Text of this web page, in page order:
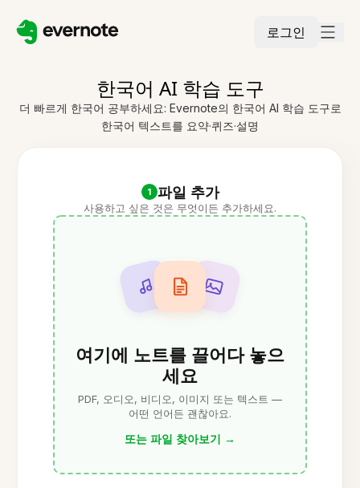
로그인
한국어 AI 학습 도구
더 빠르게 한국어 공부하세요: Evernote의 한국어 AI 학습 도구로
한국어 텍스트를 요약·퀴즈·설명
1 파일 추가
사용하고 싶은 것은 무엇이든 추가하세요.
여기에 노트를 끌어다 놓으
세요
PDF, 오디오, 비디오, 이미지 또는 텍스트 —
어떤 언어든 괜찮아요.
또는 파일 찾아보기 →